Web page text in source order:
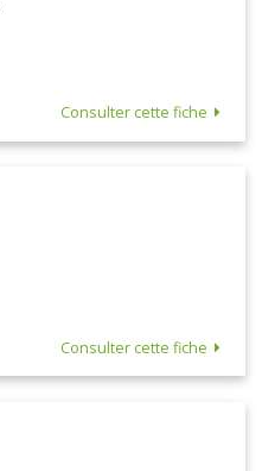
Consulter cette fiche
Consulter cette fiche